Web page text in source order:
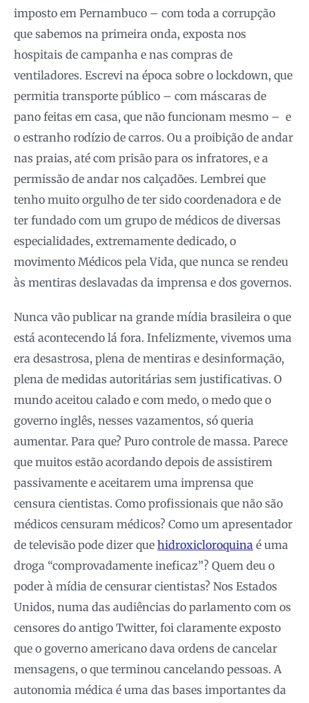
imposto em Pernambuco – com toda a corrupção
que sabemos na primeira onda, exposta nos
hospitais de campanha e nas compras de
ventiladores. Escrevi na época sobre o lockdown, que
permitia transporte público – com máscaras de
pano feitas em casa, que não funcionam mesmo – e
o estranho rodízio de carros. Ou a proibição de andar
nas praias, até com prisão para os infratores, e a
permissão de andar nos calçadões. Lembrei que
tenho muito orgulho de ter sido coordenadora e de
ter fundado com um grupo de médicos de diversas
especialidades, extremamente dedicado, o
movimento Médicos pela Vida, que nunca se rendeu
às mentiras deslavadas da imprensa e dos governos.
Nunca vão publicar na grande mídia brasileira o que
está acontecendo lá fora. Infelizmente, vivemos uma
era desastrosa, plena de mentiras e desinformação,
plena de medidas autoritárias sem justificativas. O
mundo aceitou calado e com medo, o medo que o
governo inglês, nesses vazamentos, só queria
aumentar. Para que? Puro controle de massa. Parece
que muitos estão acordando depois de assistirem
passivamente e aceitarem uma imprensa que
censura cientistas. Como profissionais que não são
médicos censuram médicos? Como um apresentador
de televisão pode dizer que hidroxicloroquina é uma
droga “comprovadamente ineficaz”? Quem deu o
poder à mídia de censurar cientistas? Nos Estados
Unidos, numa das audiências do parlamento com os
censores do antigo Twitter, foi claramente exposto
que o governo americano dava ordens de cancelar
mensagens, o que terminou cancelando pessoas. A
autonomia médica é uma das bases importantes da